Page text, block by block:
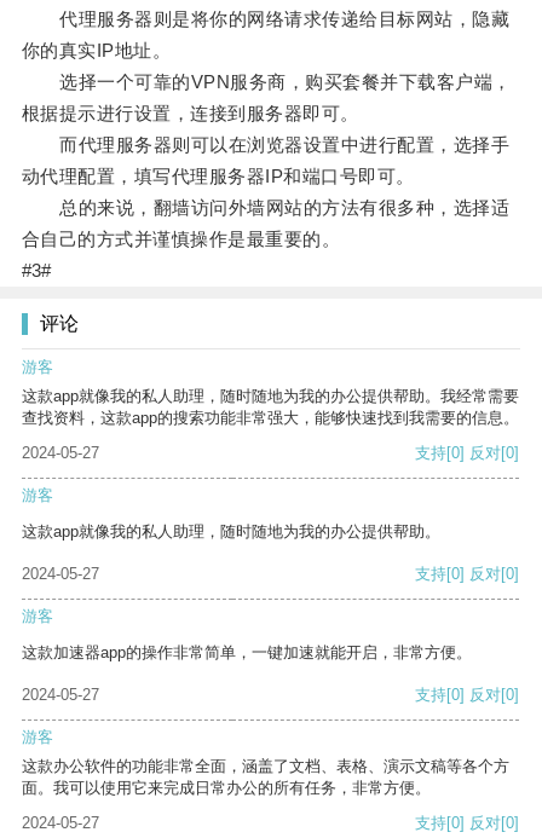
代理服务器则是将你的网络请求传递给目标网站，隐藏
你的真实IP地址。
选择一个可靠的VPN服务商，购买套餐并下载客户端，
根据提示进行设置，连接到服务器即可。
而代理服务器则可以在浏览器设置中进行配置，选择手
动代理配置，填写代理服务器IP和端口号即可。
总的来说，翻墙访问外墙网站的方法有很多种，选择适
合自己的方式并谨慎操作是最重要的。
#3#
评论
游客
这款app就像我的私人助理，随时随地为我的办公提供帮助。我经常需要
查找资料，这款app的搜索功能非常强大，能够快速找到我需要的信息。
2024-05-27
支持[0] 反对[0]
游客
这款app就像我的私人助理，随时随地为我的办公提供帮助。
2024-05-27 支持[0] 反对[0]
游客
这款加速器app的操作非常简单，一键加速就能开启，非常方便。
2024-05-27 支持[0] 反对[0]
游客
这款办公软件的功能非常全面，涵盖了文档、表格、演示文稿等各个方
面。我可以使用它来完成日常办公的所有任务，非常方便。
2024-05-27
支持[0] 反对[0]